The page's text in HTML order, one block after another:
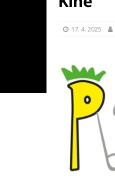
17. 4. 2025